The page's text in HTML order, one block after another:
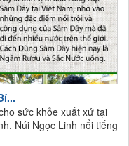
sức khỏe xuất xứ tại
Núi Ngọc Linh nổi tiếng